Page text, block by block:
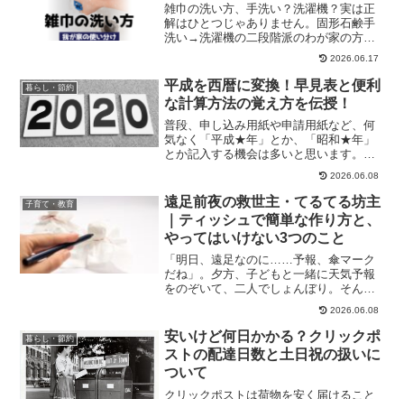
雑巾の洗い方、手洗い？洗濯機？実は正
解はひとつじゃありません。固形石鹸手
洗い→洗濯機の二段階派のわが家の方法
と、用途別の使い分け・収納アイデアを
2026.06.17
暮らし・節約
平成を西暦に変換！早見表と便利
な計算方法の覚え方を伝授！
普段、申し込み用紙や申請用紙など、何
気なく「平成★年」とか、「昭和★年」
とか記入する機会は多いと思います。で
も、たまに「西暦」で書かなくてはいけ
ない時、ありません？？「げっ！平成４
年って西暦でいうと何年だったか
な・・」自分の誕生日ならわかる...
2026.06.08
子育て・教育
遠足前夜の救世主・てるてる坊主
｜ティッシュで簡単な作り方と、
やってはいけない3つのこと
「明日、遠足なのに……予報、傘マーク
だね」。夕方、子どもと一緒に天気予報
をのぞいて、二人でしょんぼり。そんな
経験のあるお母さん、多いのではないで
しょうか。うちは3人いるので、誰かは大
事な日に雨に泣かされることもありまし
た。運動会に遠足、社会...
2026.06.08
暮らし・節約
安いけど何日かかる？クリックポ
ストの配達日数と土日祝の扱いに
ついて
クリックポストは荷物を安く届けること